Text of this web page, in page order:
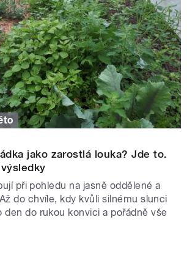
jako zarostlá louka? Jde to.
při pohledu na jasně oddělené a
do chvíle, kdy kvůli silnému slunci
den do rukou konvici a pořádně vše